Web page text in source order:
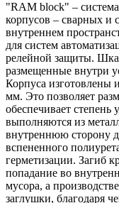
"RAM block" –
корпусов – сварных и
внутреннем
для систем
релейной защиты.
размещенные внутри
Корпуса изготовлены
мм. Это позволяет
обеспечивает
выполняются из
внутреннюю сторону
вспененного
герметизации. Загиб
попадание во
мусора, а
заглушки, благодаря